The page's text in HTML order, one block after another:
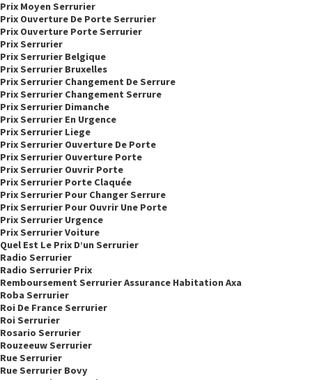
Prix Moyen Serrurier
Prix Ouverture De Porte Serrurier
Prix Ouverture Porte Serrurier
Prix Serrurier
Prix Serrurier Belgique
Prix Serrurier Bruxelles
Prix Serrurier Changement De Serrure
Prix Serrurier Changement Serrure
Prix Serrurier Dimanche
Prix Serrurier En Urgence
Prix Serrurier Liege
Prix Serrurier Ouverture De Porte
Prix Serrurier Ouverture Porte
Prix Serrurier Ouvrir Porte
Prix Serrurier Porte Claquée
Prix Serrurier Pour Changer Serrure
Prix Serrurier Pour Ouvrir Une Porte
Prix Serrurier Urgence
Prix Serrurier Voiture
Quel Est Le Prix D’un Serrurier
Radio Serrurier
Radio Serrurier Prix
Remboursement Serrurier Assurance Habitation Axa
Roba Serrurier
Roi De France Serrurier
Roi Serrurier
Rosario Serrurier
Rouzeeuw Serrurier
Rue Serrurier
Rue Serrurier Bovy